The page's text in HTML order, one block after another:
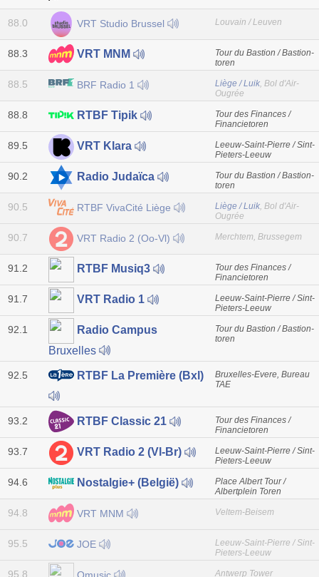
88.0 VRT Studio Brussel Louvain / Leuven
88.3 VRT MNM
Tour du Bastion / Bastion-
toren
88.5 BRF Radio 1 Liège / Luik, Bol d'Air-
Ougrée
88.8 RTBF Tipik
Tour des Finances /
Financietoren
89.5 VRT Klara
Leeuw-Saint-Pierre / Sint-
Pieters-Leeuw
90.2 Radio Judaïca
Tour du Bastion / Bastion-
toren
90.5 RTBF VivaCité Liège Liège / Luik, Bol d'Air-
Ougrée
90.7 VRT Radio 2 (Oo-Vl) Merchtem, Brussegem
91.2 RTBF Musiq3
Tour des Finances /
Financietoren
91.7 VRT Radio 1
Leeuw-Saint-Pierre / Sint-
Pieters-Leeuw
92.1
Radio Campus
Bruxelles
Tour du Bastion / Bastion-
toren
92.5 RTBF La Première (Bxl)
Bruxelles-Evere, Bureau
TAE
93.2 RTBF Classic 21
Tour des Finances /
Financietoren
93.7 VRT Radio 2 (Vl-Br)
Leeuw-Saint-Pierre / Sint-
Pieters-Leeuw
94.6 Nostalgie+ (België)
Place Albert Tour /
Albertplein Toren
94.8 VRT MNM Veltem-Beisem
95.5 JOE
Leeuw-Saint-Pierre / Sint-
Pieters-Leeuw
95.8 Qmusic Antwerp Tower